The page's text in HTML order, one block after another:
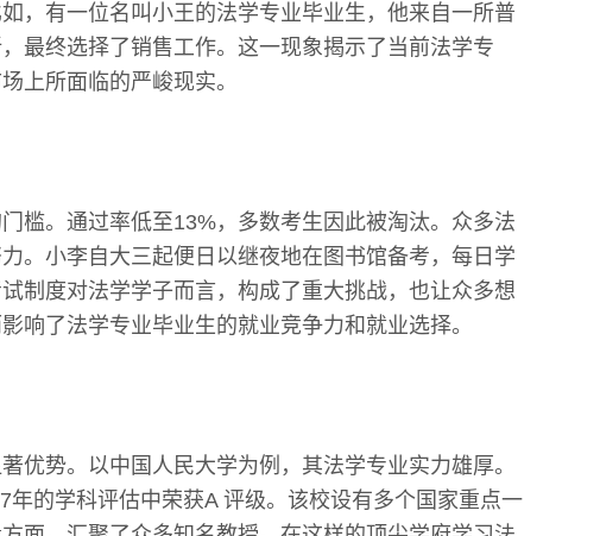
，有一位名叫小王的法学专业毕业生，他来自一所普
最终选择了销售工作。这一现象揭示了当前法学专
上所面临的严峻现实。
槛。通过率低至13%，多数考生因此被淘汰。众多法
。小李自大三起便日以继夜地在图书馆备考，每日学
制度对法学学子而言，构成了重大挑战，也让众多想
响了法学专业毕业生的就业竞争力和就业选择。
优势。以中国人民大学为例，其法学专业实力雄厚。
年的学科评估中荣获A 评级。该校设有多个国家重点一